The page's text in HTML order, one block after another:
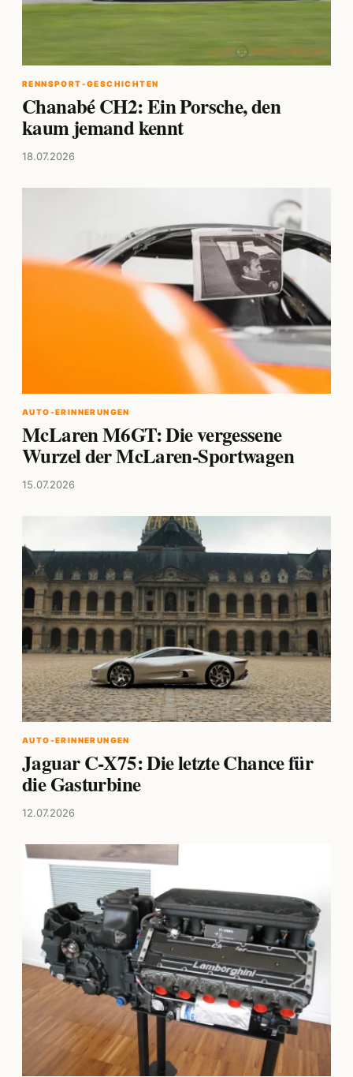
RENNSPORT-GESCHICHTEN
Chanabé CH2: Ein Porsche, den
kaum jemand kennt
18.07.2026
AUTO-ERINNERUNGEN
McLaren M6GT: Die vergessene
Wurzel der McLaren-Sportwagen
15.07.2026
AUTO-ERINNERUNGEN
Jaguar C-X75: Die letzte Chance für
die Gasturbine
12.07.2026